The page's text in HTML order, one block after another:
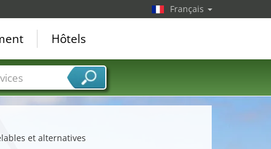
et alternatives
Français
Hôtels